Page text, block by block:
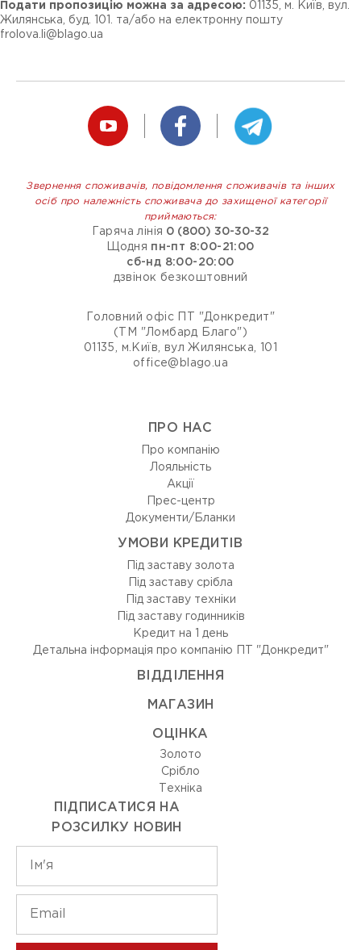
Подати пропозицію можна за адресою: 01135, м. Київ, вул.
Жилянська, буд. 101. та/або на електронну пошту
frolova.li@blago.ua
Звернення споживачів, повідомлення споживачів та інших
осіб про належність споживача до захищеної категорії
приймаються:
Гаряча лінія 0 (800) 30-30-32
Щодня пн-пт 8:00-21:00
сб-нд 8:00-20:00
дзвінок безкоштовний
Головний офіс ПТ "Донкредит"
(ТМ "Ломбард Благо")
01135, м.Київ, вул Жилянська, 101
office@blago.ua
ПРО НАС
Про компанію
Лояльність
Акції
Прес-центр
Документи/Бланки
УМОВИ КРЕДИТІВ
Під заставу золота
Під заставу срібла
Під заставу техніки
Під заставу годинників
Кредит на 1 день
Детальна інформація про компанію ПТ "Донкредит"
ВIДДIЛЕННЯ
МАГАЗИН
ОЦIНКА
Золото
Срiбло
Технiка
ПІДПИСАТИСЯ НА
РОЗСИЛКУ НОВИН